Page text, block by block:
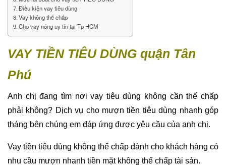
Điều kiện vay tiêu dùng
Vay không thế chấp
Cho vay nóng uy tín tại Tp HCM
VAY TIỀN TIÊU DÙNG quận Tân
Phú
Anh chị đang tìm nơi vay tiêu dùng không cần thế chấp
phải không? Dịch vụ cho mượn tiền tiêu dùng nhanh góp
tháng bên chúng em đáp ứng được yêu cầu của anh chị.
Vay tiền tiêu dùng không thế chấp dành cho khách hàng có
nhu cầu mượn nhanh tiền mặt không thế chấp tài sản.